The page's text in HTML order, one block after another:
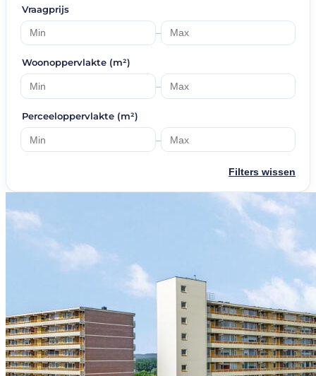
Vraagprijs
–
Woonoppervlakte (m²)
–
Perceeloppervlakte (m²)
–
Filters wissen